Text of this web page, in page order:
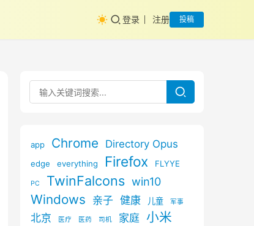
登录 注册 投稿
app Chrome Directory Opus
edge everything Firefox FLYYE
PC TwinFalcons win10
Windows 亲子 健康 儿童 军事
北京 医疗 医药 司机 家庭 小米